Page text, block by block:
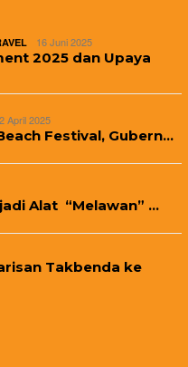
16 Juni 2025
2025 dan Upaya
April 2025
Festival, Gubern…
Alat “Melawan” …
Takbenda ke